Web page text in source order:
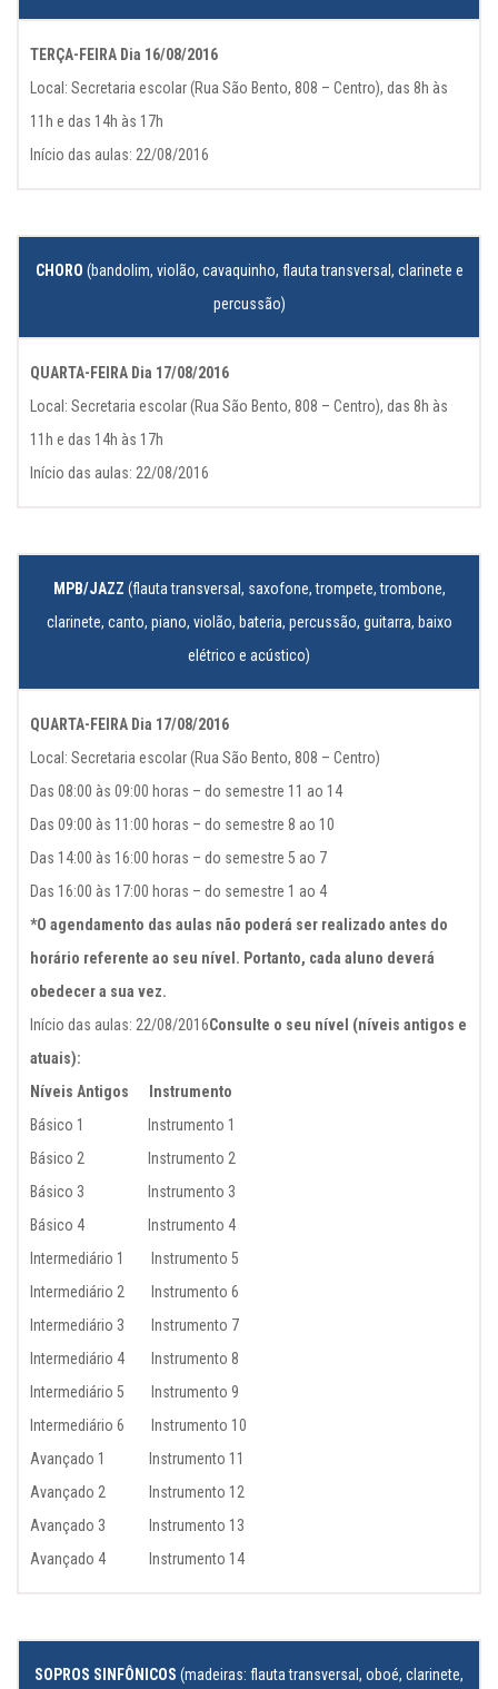
TERÇA-FEIRA Dia 16/08/2016
Local: Secretaria escolar (Rua São Bento, 808 – Centro), das 8h às
11h e das 14h às 17h
Início das aulas: 22/08/2016
CHORO (bandolim, violão, cavaquinho, flauta transversal, clarinete e
percussão)
QUARTA-FEIRA Dia 17/08/2016
Local: Secretaria escolar (Rua São Bento, 808 – Centro), das 8h às
11h e das 14h às 17h
Início das aulas: 22/08/2016
MPB/JAZZ (flauta transversal, saxofone, trompete, trombone,
clarinete, canto, piano, violão, bateria, percussão, guitarra, baixo
elétrico e acústico)
QUARTA-FEIRA Dia 17/08/2016
Local: Secretaria escolar (Rua São Bento, 808 – Centro)
Das 08:00 às 09:00 horas – do semestre 11 ao 14
Das 09:00 às 11:00 horas – do semestre 8 ao 10
Das 14:00 às 16:00 horas – do semestre 5 ao 7
Das 16:00 às 17:00 horas – do semestre 1 ao 4
*O agendamento das aulas não poderá ser realizado antes do
horário referente ao seu nível. Portanto, cada aluno deverá
obedecer a sua vez.
Início das aulas: 22/08/2016Consulte o seu nível (níveis antigos e
atuais):
Níveis Antigos Instrumento
Básico 1 Instrumento 1
Básico 2 Instrumento 2
Básico 3 Instrumento 3
Básico 4 Instrumento 4
Intermediário 1 Instrumento 5
Intermediário 2 Instrumento 6
Intermediário 3 Instrumento 7
Intermediário 4 Instrumento 8
Intermediário 5 Instrumento 9
Intermediário 6 Instrumento 10
Avançado 1 Instrumento 11
Avançado 2 Instrumento 12
Avançado 3 Instrumento 13
Avançado 4 Instrumento 14
SOPROS SINFÔNICOS (madeiras: flauta transversal, oboé, clarinete,